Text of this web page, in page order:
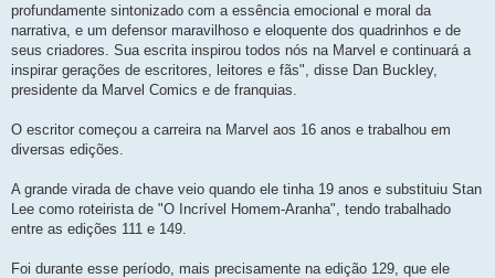
profundamente sintonizado com a essência emocional e moral da
narrativa, e um defensor maravilhoso e eloquente dos quadrinhos e de
seus criadores. Sua escrita inspirou todos nós na Marvel e continuará a
inspirar gerações de escritores, leitores e fãs", disse Dan Buckley,
presidente da Marvel Comics e de franquias.
O escritor começou a carreira na Marvel aos 16 anos e trabalhou em
diversas edições.
A grande virada de chave veio quando ele tinha 19 anos e substituiu Stan
Lee como roteirista de "O Incrível Homem-Aranha", tendo trabalhado
entre as edições 111 e 149.
Foi durante esse período, mais precisamente na edição 129, que ele